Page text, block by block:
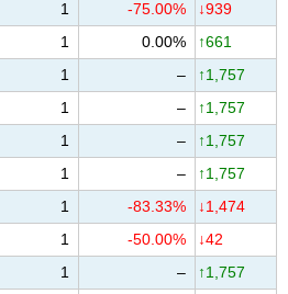
1 -75.00%
↓939
1 0.00%
↑661
1 –
↑1,757
1 –
↑1,757
1 –
↑1,757
1 –
↑1,757
1 -83.33%
↓1,474
1 -50.00%
↓42
1 –
↑1,757